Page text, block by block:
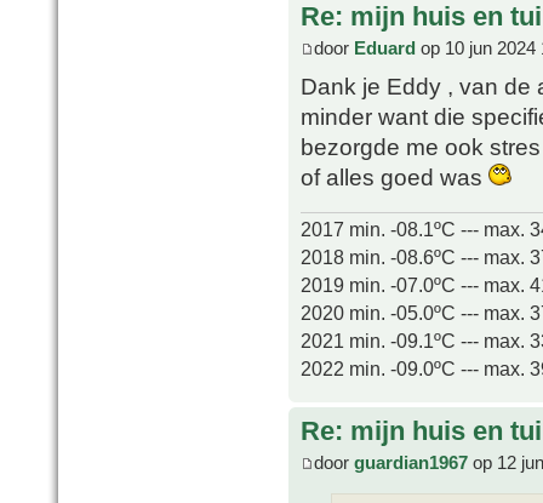
Re: mijn huis en
door Eduard op 10 jun 2024
Dank je Eddy , van de
minder want die
bezorgde me ook
of alles goed was
2017 min. -08.1ºC --- max.
2018 min. -08.6ºC --- max.
2019 min. -07.0ºC --- max.
2020 min. -05.0ºC --- max.
2021 min. -09.1ºC --- max.
2022 min. -09.0ºC --- max.
Re: mijn huis en
door guardian1967 op 12